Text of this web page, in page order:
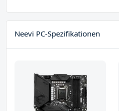
Neevi PC-Spezifikationen